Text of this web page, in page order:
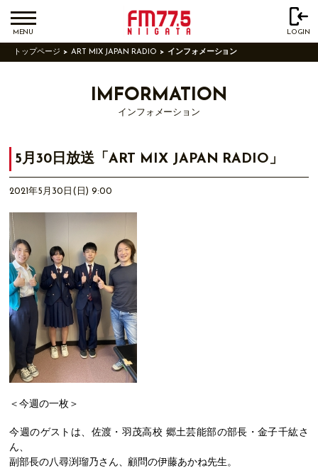
MENU LOGIN
トップページ ART MIX JAPAN RADIO インフォメーション
IMFORMATION
インフォメーション
5月30日放送「ART MIX JAPAN RADIO」
2021年5月30日(日) 9:00
＜今週の一枚＞
今週のゲストは、佐渡・羽茂高校 郷土芸能部の部長・金子千紘さ
ん、
副部長の八尋渕瑠乃さん、顧問の伊藤あかね先生。